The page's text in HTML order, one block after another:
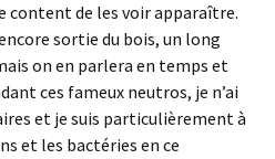
content de les voir apparaître.
sortie du bois, un long
on en parlera en temps et
ces fameux neutros, je n’ai
et je suis particulièrement à
et les bactéries en ce